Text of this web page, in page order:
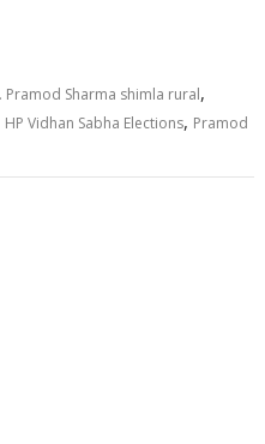
Pramod Sharma shimla rural,
HP Vidhan Sabha Elections, Pramod